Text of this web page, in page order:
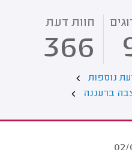
חוות דעת
366
נוספות
ברעננה
02/